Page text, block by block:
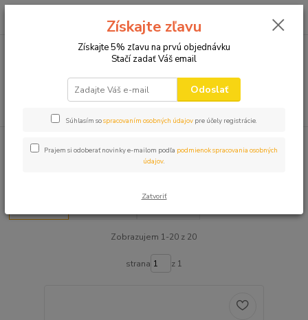
0,00 EUR
Zobrazujem 1-20 z 20
strana z 1
Získajte zľavu
Získajte 5% zľavu na prvú objednávku
Stačí zadať Váš email
Odoslať
Súhlasím sospracovaním osobných údajov pre účely registrácie.
Prajem si odoberať novinky e-mailom podľa podmienok spracovania osobných
údajov.
Zatvoriť